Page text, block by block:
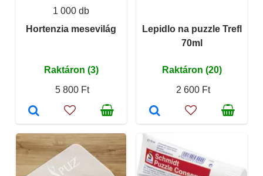
1 000 db
Hortenzia mesevilág
Raktáron (3)
5 800 Ft
Lepidlo na puzzle Trefl
70ml
Raktáron (20)
2 600 Ft